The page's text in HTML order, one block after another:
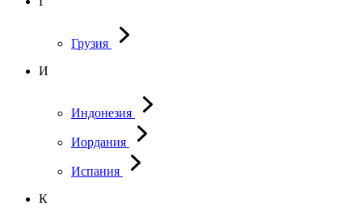
Грузия
И
Индонезия
Иордания
Испания
К